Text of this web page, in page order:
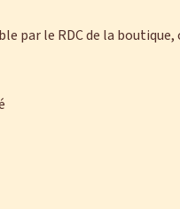
par le RDC de la